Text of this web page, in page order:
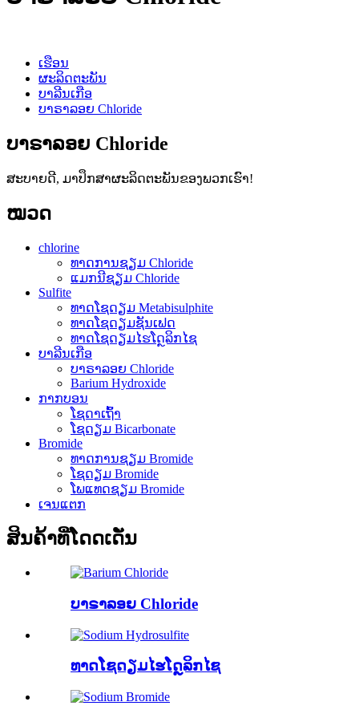
ເຮືອນ
ຜະລິດຕະພັນ
ບາລີນເກືອ
ບາຣາລອຍ Chloride
ບາຣາລອຍ Chloride
ສະບາຍດີ, ມາປຶກສາຜະລິດຕະພັນຂອງພວກເຮົາ!
ໝວດ
chlorine
ທາດການຊຽມ Chloride
ແມກນີຊຽມ Chloride
Sulfite
ທາດໂຊດຽມ Metabisulphite
ທາດໂຊດຽມຊັນເຟດ
ທາດໂຊດຽມໄຮໂດຼລິກໄຊ
ບາລີນເກືອ
ບາຣາລອຍ Chloride
Barium Hydroxide
ກາກບອນ
ໂຊດາເຖົ້າ
ໂຊດຽມ Bicarbonate
Bromide
ທາດການຊຽມ Bromide
ໂຊດຽມ Bromide
ໂພແທດຊຽມ Bromide
ເຈນແຕກ
ສິນຄ້າທີ່ໂດດເດັ່ນ
ບາຣາລອຍ Chloride
ທາດໂຊດຽມໄຮໂດຼລິກໄຊ